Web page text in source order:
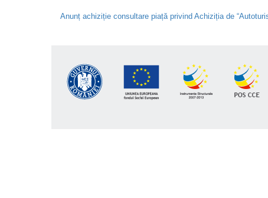
Anunț achiziție consultare piață privind Achiziția de